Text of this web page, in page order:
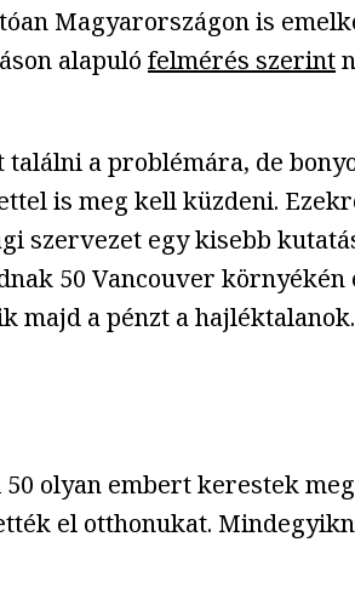
Magyarországon is
alapuló felmérés szerint
a problémára, de
is meg kell küzdeni.
szervezet egy kisebb
50 Vancouver környékén
a pénzt a
olyan embert kerestek
el otthonukat.